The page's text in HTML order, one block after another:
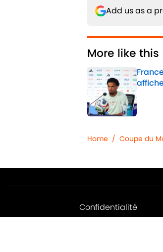
Add us as a
More like this
Home / Coupe du
Confidentialité